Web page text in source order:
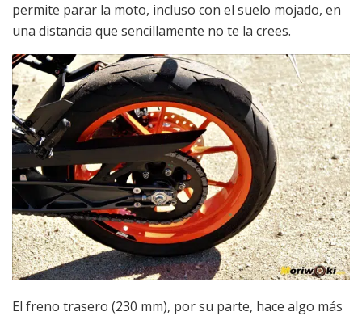
permite parar la moto, incluso con el suelo mojado, en
una distancia que sencillamente no te la crees.
El freno trasero (230 mm), por su parte, hace algo más